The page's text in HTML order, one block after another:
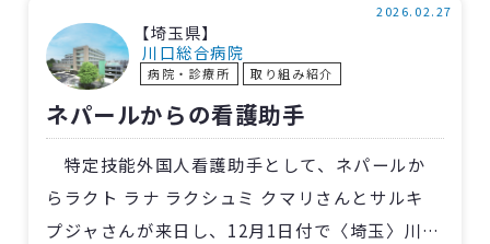
なったと報告。西森所長は、地域連携管理機能
（RRM）を活用し訪問ルート上の連携事業所が
把握できることや、現場で即座に活動報告が完
了することで連携活動数が増加したと発表しま
した。
【埼玉県】
川口総合病院
病院・診療所 取り組み紹介
2026.02.27
ネパールからの看護助手
特定技能外国人看護助手として、ネパールか
らラクト ラナ ラクシュミ クマリさんとサルキ
プジャさんが来日し、12月1日付で〈埼玉〉川口